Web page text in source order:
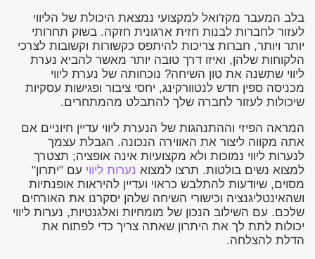
בלב המעבר מקז'ואל למקצועי נמצאת היכולת של הליווי
לעזור לחברות לבנות חזית ארגונית חזקה. בשוק תחרותי
יותר ויותר, חברות צריכות להיתפס כקשורות וקשובות לצרכי
הלקוחות שלהן, ואיזו דרך טובה יותר מאשר להביא נערת
ליווי שתשנה את טון השיחה? נוכחותה של נערת ליווי
מכניסה ספין חדש לנטוורקינג, יחסי ציבור ופגישות עסקיות
שיכולות לעזור לחברה שלך להתבלט מהמתחרים.
המראה הפיזי וההתנהגות של הנערת ליווי עדיין חיוניים אם
אתה מקווה ליצור את האווירה הנכונה. הגבלת עצמך
לנערות ליווי נמוכות ולא מקצועיות אינה אופציה; תצטרך
למצוא נשים בולטות. תרצו למצוא נערות ליווי עם "יתרון"
מסוים, שיודעות להתלבש כראוי ועדיין להיראות אופנתיות
ושהאינטליגנציה וכישורי השיחה שלהן יסקרנו את האורחים
שלכם. עם השילוב הנכון של מומחיות ואלגנטיות, נערות ליווי
יכולות לתת לך את היתרון שאתה צריך כדי לפתוח את
הדלת להצלחה.